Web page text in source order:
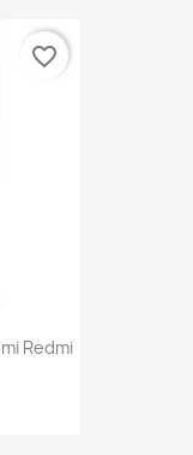
Redmi
favorite_border